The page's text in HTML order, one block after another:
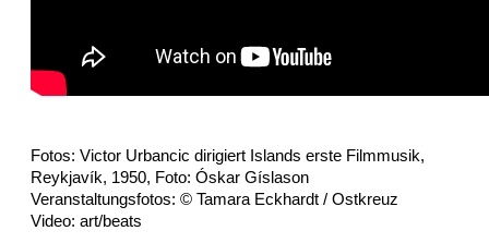
Fotos: Victor Urbancic dirigiert Islands erste Filmmusik,
Reykjavík, 1950, Foto: Óskar Gíslason
Veranstaltungsfotos: © Tamara Eckhardt / Ostkreuz
Video: art/beats